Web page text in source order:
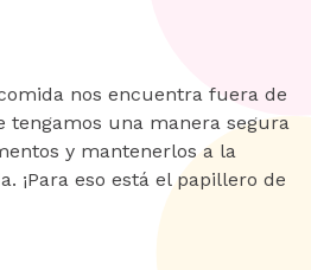
nos encuentra fuera de
tengamos una manera segura
y mantenerlos a la
¡Para eso está el papillero de